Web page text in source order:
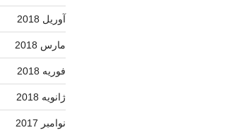
آوریل 2018
مارس 2018
فوریه 2018
ژانویه 2018
نوامبر 2017